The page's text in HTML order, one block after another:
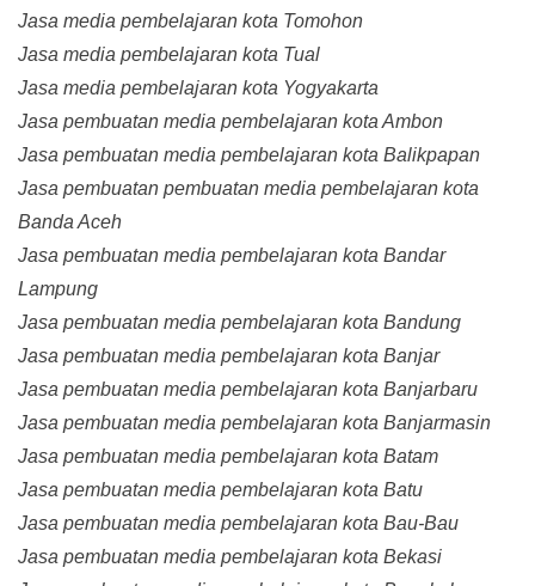
Jasa media pembelajaran kota Tomohon
Jasa media pembelajaran kota Tual
Jasa media pembelajaran kota Yogyakarta
Jasa pembuatan media pembelajaran kota Ambon
Jasa pembuatan media pembelajaran kota Balikpapan
Jasa pembuatan pembuatan media pembelajaran kota
Banda Aceh
Jasa pembuatan media pembelajaran kota Bandar
Lampung
Jasa pembuatan media pembelajaran kota Bandung
Jasa pembuatan media pembelajaran kota Banjar
Jasa pembuatan media pembelajaran kota Banjarbaru
Jasa pembuatan media pembelajaran kota Banjarmasin
Jasa pembuatan media pembelajaran kota Batam
Jasa pembuatan media pembelajaran kota Batu
Jasa pembuatan media pembelajaran kota Bau-Bau
Jasa pembuatan media pembelajaran kota Bekasi